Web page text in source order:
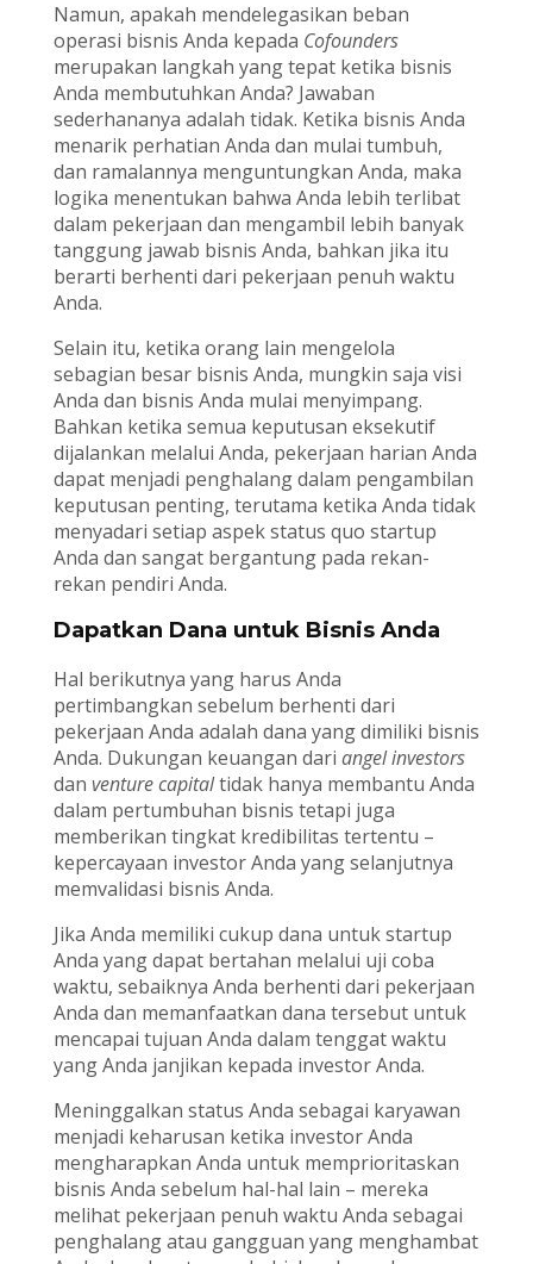
Namun, apakah mendelegasikan beban
operasi bisnis Anda kepada Cofounders
merupakan langkah yang tepat ketika bisnis
Anda membutuhkan Anda? Jawaban
sederhananya adalah tidak. Ketika bisnis Anda
menarik perhatian Anda dan mulai tumbuh,
dan ramalannya menguntungkan Anda, maka
logika menentukan bahwa Anda lebih terlibat
dalam pekerjaan dan mengambil lebih banyak
tanggung jawab bisnis Anda, bahkan jika itu
berarti berhenti dari pekerjaan penuh waktu
Anda.
Selain itu, ketika orang lain mengelola
sebagian besar bisnis Anda, mungkin saja visi
Anda dan bisnis Anda mulai menyimpang.
Bahkan ketika semua keputusan eksekutif
dijalankan melalui Anda, pekerjaan harian Anda
dapat menjadi penghalang dalam pengambilan
keputusan penting, terutama ketika Anda tidak
menyadari setiap aspek status quo startup
Anda dan sangat bergantung pada rekan-
rekan pendiri Anda.
Dapatkan Dana untuk Bisnis Anda
Hal berikutnya yang harus Anda
pertimbangkan sebelum berhenti dari
pekerjaan Anda adalah dana yang dimiliki bisnis
Anda. Dukungan keuangan dari angel investors
dan venture capitaltidak hanya membantu Anda
dalam pertumbuhan bisnis tetapi juga
memberikan tingkat kredibilitas tertentu –
kepercayaan investor Anda yang selanjutnya
memvalidasi bisnis Anda.
Jika Anda memiliki cukup dana untuk startup
Anda yang dapat bertahan melalui uji coba
waktu, sebaiknya Anda berhenti dari pekerjaan
Anda dan memanfaatkan dana tersebut untuk
mencapai tujuan Anda dalam tenggat waktu
yang Anda janjikan kepada investor Anda.
Meninggalkan status Anda sebagai karyawan
menjadi keharusan ketika investor Anda
mengharapkan Anda untuk memprioritaskan
bisnis Anda sebelum hal-hal lain – mereka
melihat pekerjaan penuh waktu Anda sebagai
penghalang atau gangguan yang menghambat